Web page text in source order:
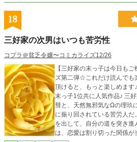
18
三好家の次男はいつも苦労性
コプラ＠貧乏令嬢〜コミカライズ12/26
【三好家の末っ子は今日も
ズ第二弾☆これだけ読んでも
頂けると、もっと楽しめま
末っ子1位共に人気作品♪ 三好家で腹黒優等生のアルファ長男
彗と、天然無邪気なΩの理玖
に振り回されている苦労人
を出して、自分の道を突き
は、恋愛は割り切った関係